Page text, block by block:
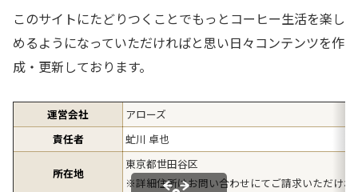
このサイトにたどりつくことでもっとコーヒー生活を楽し
めるようになっていただければと思い日々コンテンツを作
成・更新しております。
運営会社
アローズ
責任者
虻川 卓也
所在地
東京都世田谷区
※詳細住所はお問い合わせにてご請求いただけ